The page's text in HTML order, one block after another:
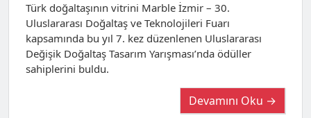
Türk doğaltaşının vitrini Marble İzmir – 30.
Uluslararası Doğaltaş ve Teknolojileri Fuarı
kapsamında bu yıl 7. kez düzenlenen Uluslararası
Değişik Doğaltaş Tasarım Yarışması’nda ödüller
sahiplerini buldu.
Devamını Oku →